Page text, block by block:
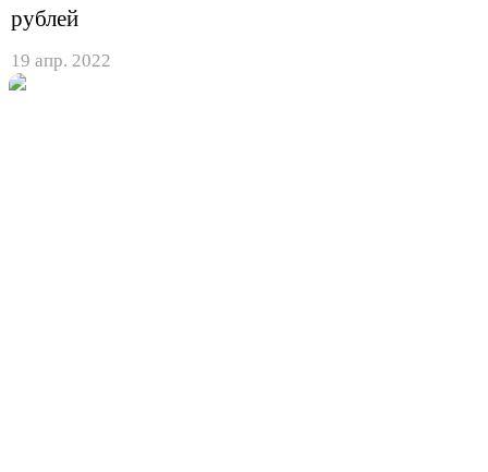
рублей
19 апр. 2022